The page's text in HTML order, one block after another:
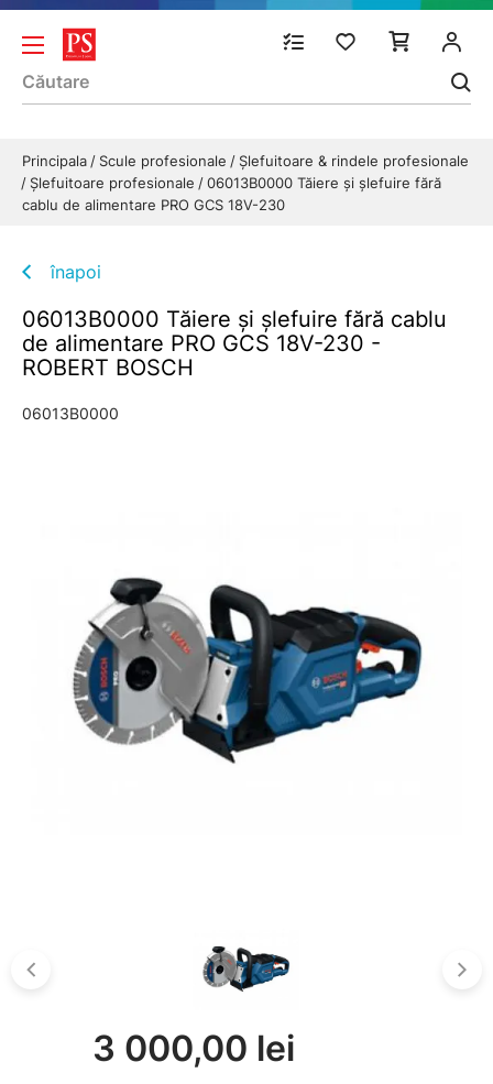
Principala Scule profesionale
Şlefuitoare & rindele profesionale
Şlefuitoare profesionale
06013B0000 Tăiere şi şlefuire fără
cablu de alimentare PRO GCS 18V-230
înapoi
06013B0000 Tăiere şi şlefuire fără cablu
de alimentare PRO GCS 18V-230 -
ROBERT BOSCH
06013B0000
3 000,00 lei